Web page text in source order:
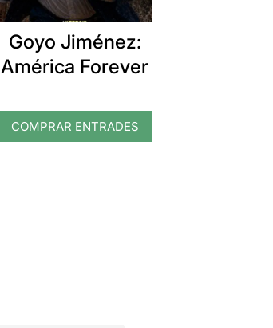
Goyo Jiménez:
América Forever
COMPRAR ENTRADES